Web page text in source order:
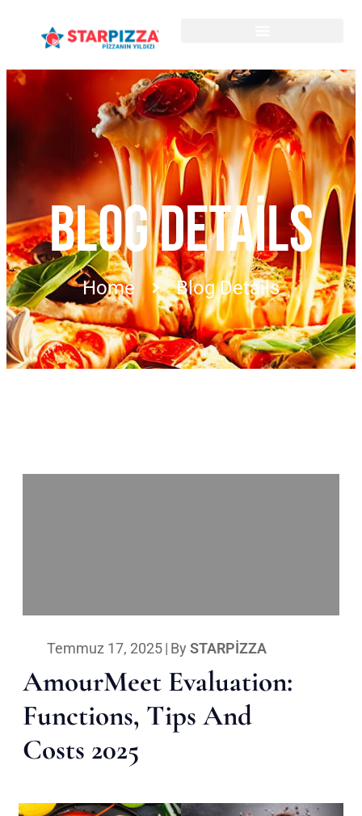
BLOG DETAILS
Home Blog Details
Temmuz 17, 2025| By STARPIZZA
AmourMeet Evaluation:
Functions, Tips And
Costs 2025